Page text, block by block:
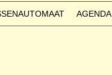
AGENDA